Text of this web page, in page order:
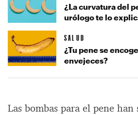
Las bombas para el pene han
¿La curvatura del
urólogo te lo
SALUD
¿Tu pene se
envejeces?